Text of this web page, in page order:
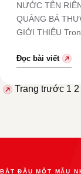
NƯỚC TÊN
QUẢNG BÁ
GIỚI THIỆU
Đọc bài viết
Phân
viết
Trang trước 1 2
BẮT ĐẦU MỘT MẪU